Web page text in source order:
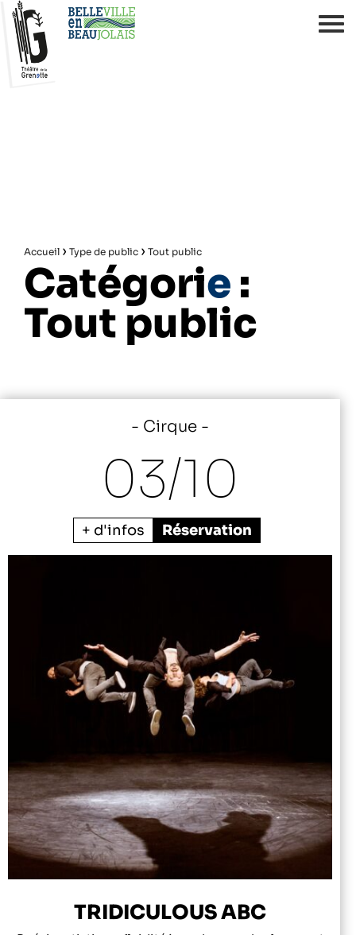
Accueil › Type de public › Tout public
Catégorie :
Tout public
Cirque
03/10
+ d'infos Réservation
TRIDICULOUS ABC